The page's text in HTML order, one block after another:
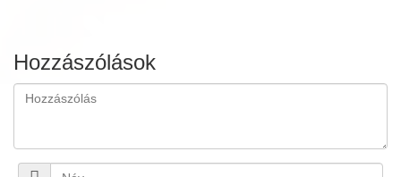
Hozzászólások